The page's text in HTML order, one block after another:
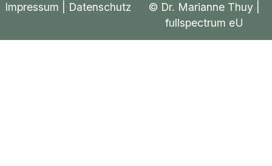
Impressum Datenschutz
© Dr. Marianne Thuy |
fullspectrum eU